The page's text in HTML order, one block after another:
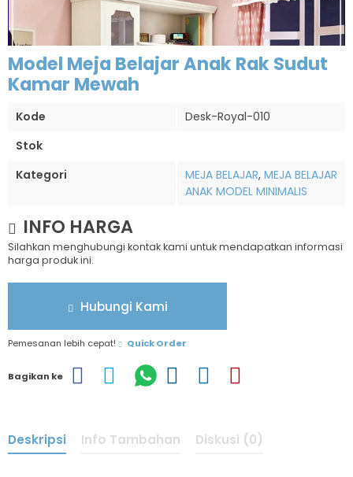
Model Meja Belajar Anak Rak Sudut
Kamar Mewah
Kode
Desk-Royal-010
Stok
Kategori
MEJA BELAJAR, MEJA BELAJAR
ANAK MODEL MINIMALIS
INFO HARGA
Silahkan menghubungi kontak kami untuk mendapatkan informasi
harga produk ini.
Hubungi Kami
Pemesanan lebih cepat! Quick Order
Bagikan ke
Deskripsi Info Tambahan Diskusi (0)